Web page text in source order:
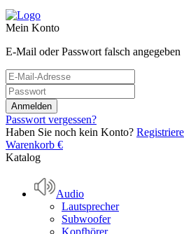
Mein Konto
E-Mail oder Passwort falsch angegeben
Passwort vergessen?
Haben Sie noch kein Konto?
Warenkorb €
Katalog
Audio
Lautsprecher
Subwoofer
Kopfhörer